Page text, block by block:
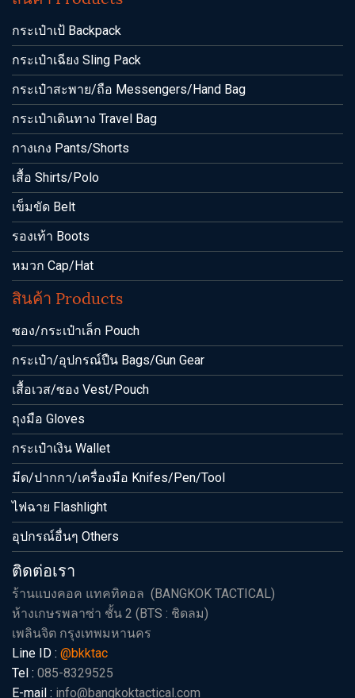
กระเป๋าเป้ Backpack
กระเป๋าเฉียง Sling Pack
กระเป๋าสะพาย/ถือ Messengers/Hand Bag
กระเป๋าเดินทาง Travel Bag
กางเกง Pants/Shorts
เสื้อ Shirts/Polo
เข็มขัด Belt
รองเท้า Boots
หมวก Cap/Hat
สินค้า Products
ซอง/กระเป๋าเล็ก Pouch
กระเป๋า/อุปกรณ์ปืน Bags/Gun Gear
เสื้อเวส/ซอง Vest/Pouch
ถุงมือ Gloves
กระเป๋าเงิน Wallet
มีด/ปากกา/เครื่องมือ Knifes/Pen/Tool
ไฟฉาย Flashlight
อุปกรณ์อื่นๆ Others
ติดต่อเรา
ร้านแบงคอค แทคทิคอล (BANGKOK TACTICAL)
ห้างเกษรพลาซ่า ชั้น 2 (BTS : ชิดลม)
เพลินจิต กรุงเทพมหานคร
Line ID : @bkktac
Tel : 085-8329525
E-mail : info@bangkoktactical.com